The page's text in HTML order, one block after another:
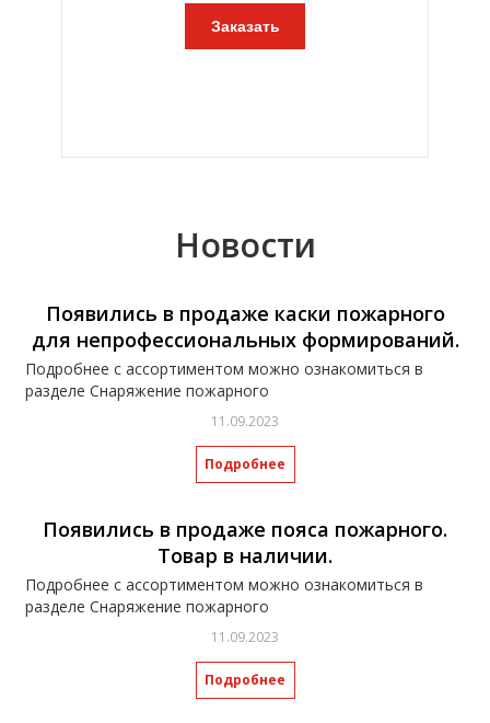
Заказать
Новости
Появились в продаже каски пожарного
для непрофессиональных формирований.
Подробнее с ассортиментом можно ознакомиться в
разделе Снаряжение пожарного
11.09.2023
Подробнее
Появились в продаже пояса пожарного.
Товар в наличии.
Подробнее с ассортиментом можно ознакомиться в
разделе Снаряжение пожарного
11.09.2023
Подробнее